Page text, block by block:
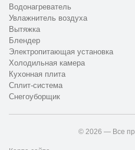
Водонагреватель
Увлажнитель воздуха
Вытяжка
Блендер
Электропитающая установка
Холодильная камера
Кухонная плита
Сплит-система
Снегоуборщик
© 2026 — Все